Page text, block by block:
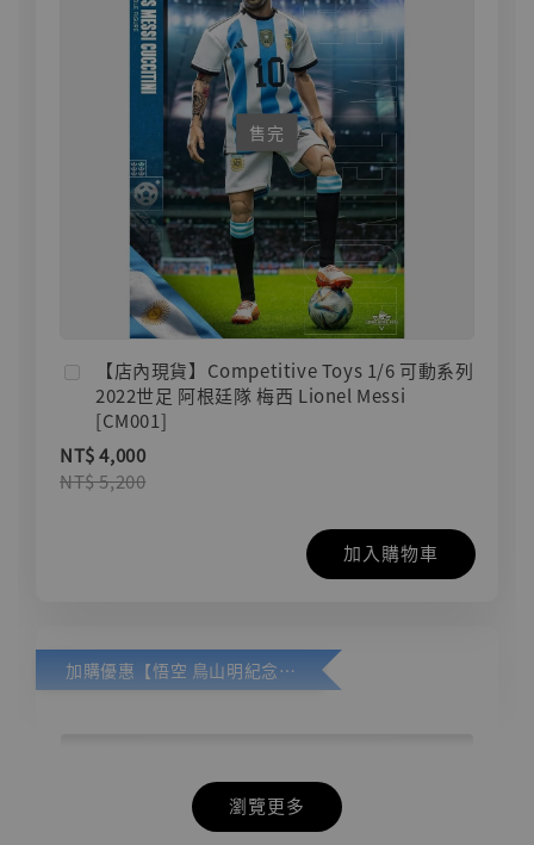
售完
【店內現貨】Competitive Toys 1/6 可動系列
2022世足 阿根廷隊 梅西 Lionel Messi
[CM001]
NT$ 4,000
NT$ 5,200
加入購物車
加購優惠【悟空 鳥山明紀念款 [奇蹟工作室]】
瀏覽更多